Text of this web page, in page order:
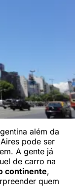
além da
pode ser
A gente já
de carro na
continente,
quem